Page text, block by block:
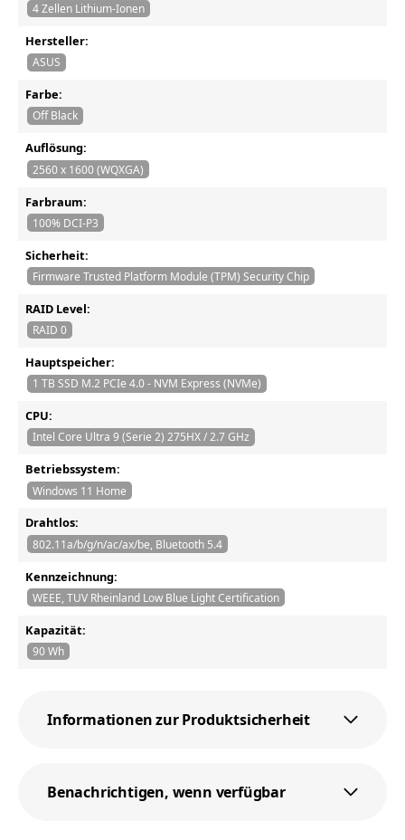
4 Zellen Lithium-Ionen
Hersteller:
ASUS
Farbe:
Off Black
Auflösung:
2560 x 1600 (WQXGA)
Farbraum:
100% DCI-P3
Sicherheit:
Firmware Trusted Platform Module (TPM) Security Chip
RAID Level:
RAID 0
Hauptspeicher:
1 TB SSD M.2 PCIe 4.0 - NVM Express (NVMe)
CPU:
Intel Core Ultra 9 (Serie 2) 275HX / 2.7 GHz
Betriebssystem:
Windows 11 Home
Drahtlos:
802.11a/b/g/n/ac/ax/be, Bluetooth 5.4
Kennzeichnung:
WEEE, TUV Rheinland Low Blue Light Certification
Kapazität:
90 Wh
Informationen zur Produktsicherheit
Benachrichtigen, wenn verfügbar